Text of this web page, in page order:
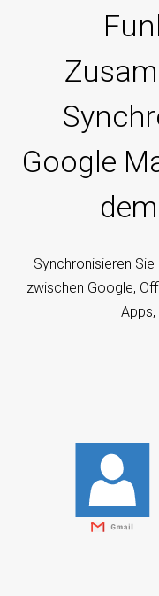
Google
Synchronisieren
zwischen Google,